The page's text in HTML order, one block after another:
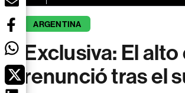
ARGENTINA
Exclusiva: El
renunció tras el